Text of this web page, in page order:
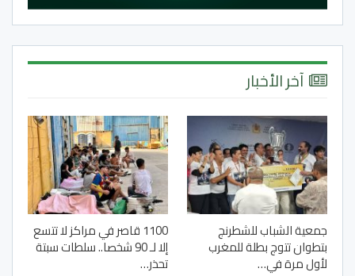
آخر الأخبار
جمعية الشباب للشطرنج
بتطوان تتوج بطلة للمغرب
لأول مرة في…
1100 قاصر في مراكز لا تتسع
إلا لـ 90 شخصا.. سلطات سبتة
تحذر…